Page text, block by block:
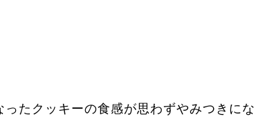
たクッキーの食感が思わずやみつきに